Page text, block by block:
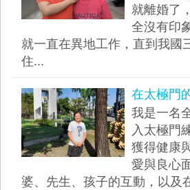
就離婚了
全沒有印
就一直在異地工作，直到我國
住...
在太極門
我是一名
入太極門
獲得健康
愛與良心
婆、先生、孩子的互動，以及